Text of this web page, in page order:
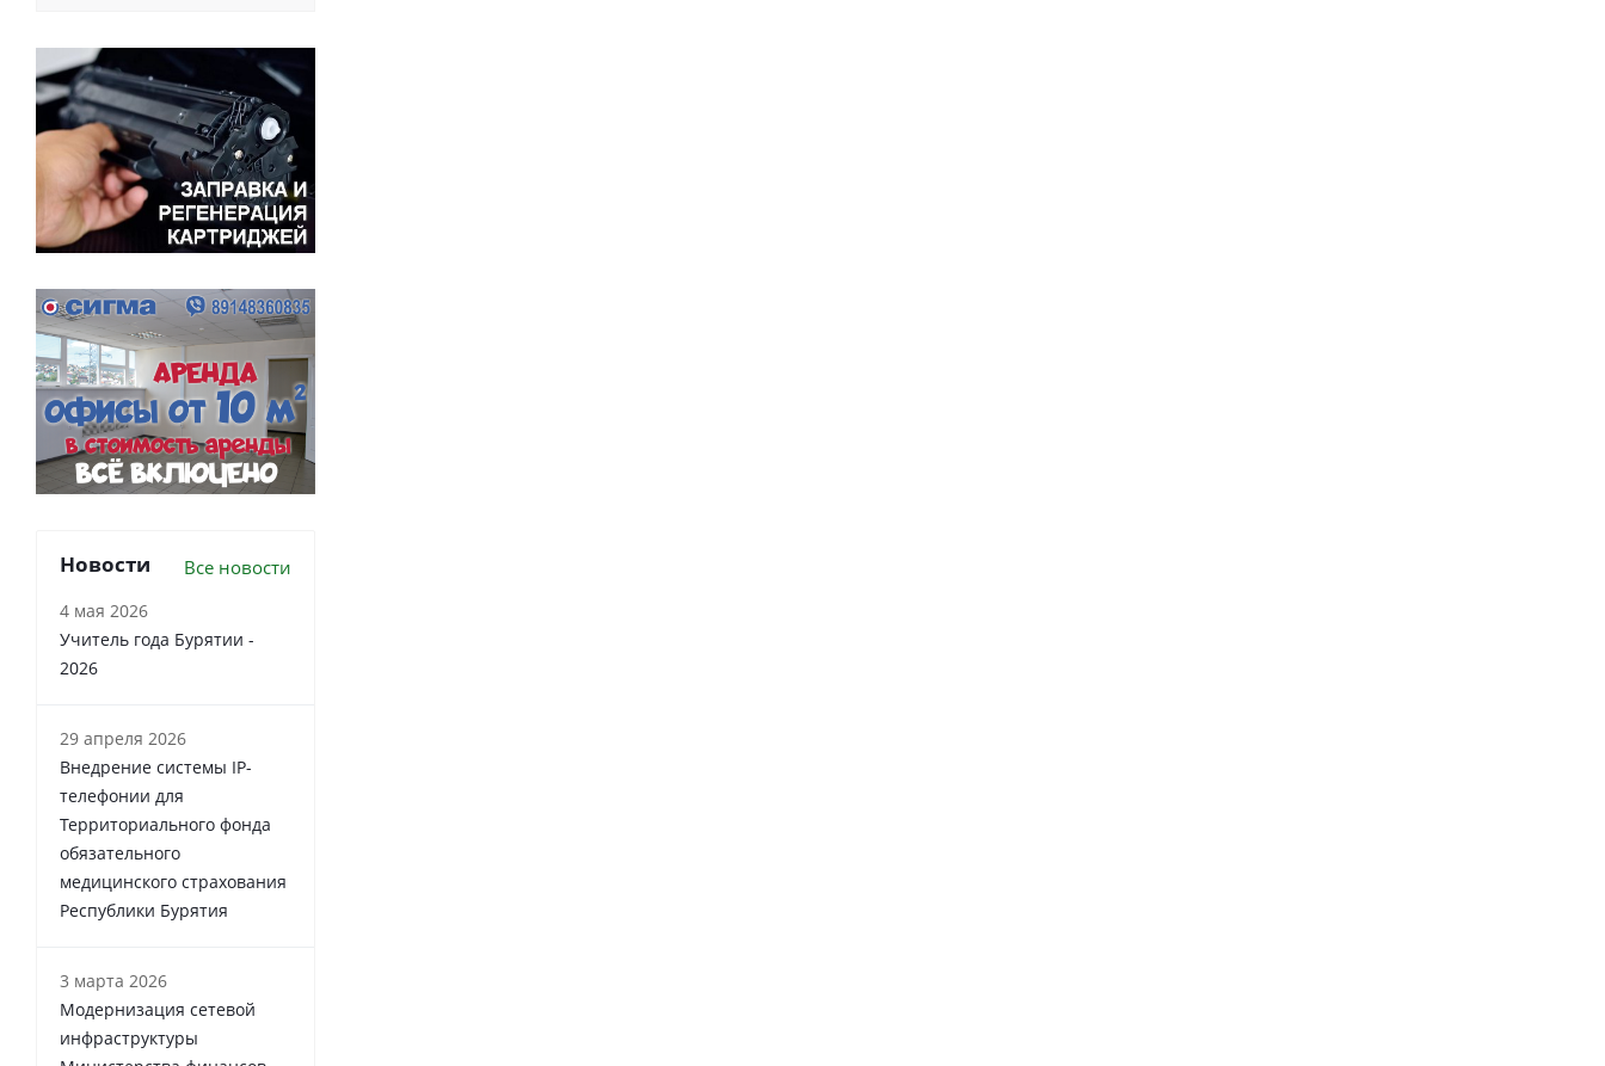
Новости Все новости
4 мая 2026
Учитель года Бурятии -
2026
29 апреля 2026
Внедрение системы IP-
телефонии для
Территориального фонда
обязательного
медицинского страхования
Республики Бурятия
3 марта 2026
Модернизация сетевой
инфраструктуры